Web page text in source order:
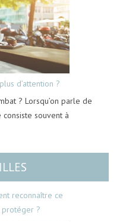
d’attention ?
? Lorsqu’on parle de
souvent à
reconnaître ce
protéger ?